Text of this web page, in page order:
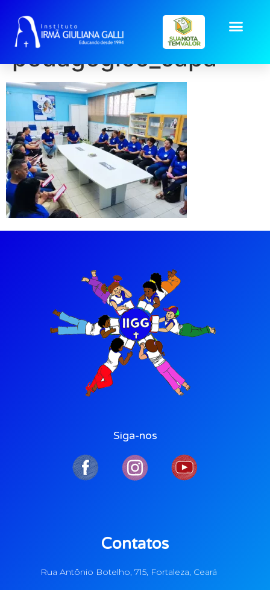
pedagogico_capa
Siga-nos
Contatos
Rua Antônio Botelho, 715, Fortaleza, Ceará